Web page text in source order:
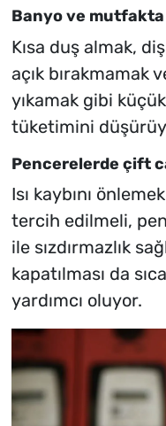
Banyo ve
Kısa duş almak,
açık bırakmamak
yıkamak gibi
tüketimini
Pencerelerde çift
Isı kaybını
tercih edilmeli,
ile sızdırmazlık
kapatılması da
yardımcı oluyor.